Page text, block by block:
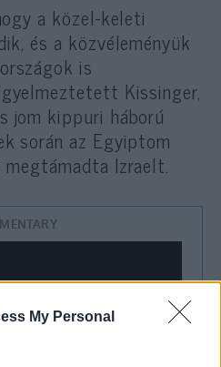
My Personal
a közel-keleti
és a közvéleményük
is
Kissinger,
jom kippuri háború
során az Egyiptom
Izraelt.